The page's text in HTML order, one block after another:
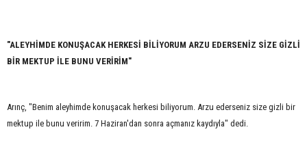
"ALEYHİMDE KONUŞACAK HERKESİ BİLİYORUM ARZU EDERSENİZ SİZE GİZLİ
BİR MEKTUP İLE BUNU VERİRİM"
Arınç, "Benim aleyhimde konuşacak herkesi biliyorum. Arzu ederseniz size gizli bir
mektup ile bunu veririm. 7 Haziran'dan sonra açmanız kaydıyla" dedi.